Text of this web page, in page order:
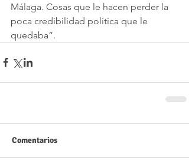
Málaga. Cosas que le hacen perder la
poca credibilidad política que le
quedaba”.
Comentarios